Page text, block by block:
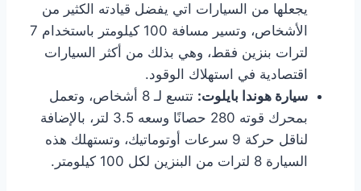
يجعلها من السيارات اتي يفضل قيادته الكثير من
الأشخاص، وتسير مسافة 100 كيلومتر باستخدام 7
لترات بنزين فقط، وهي بذلك من أكثر السيارات
اقتصادية في استهلاك الوقود.
سيارة هوندا بايلوت:
تتسع لـ 8 أشخاص، وتعمل
بمحرك قوته 280 حصانًا وسعه 3.5 لتر، بالإضافة
لناقل حركة 9 سرعات أوتوماتيك، وتستهلك هذه
السيارة 8 لترات من البنزين لكل 100 كيلومتر.